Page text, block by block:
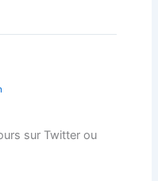
sur Twitter ou